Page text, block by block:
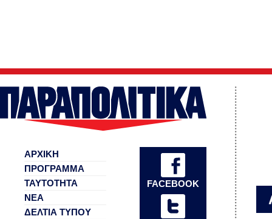
FACEBOOK
ΑΡΧΙΚΗ
ΠΡΟΓΡΑΜΜΑ
ΤΑΥΤΟΤΗΤΑ
ΝΕΑ
ΔΕΛΤΙΑ ΤΥΠΟΥ